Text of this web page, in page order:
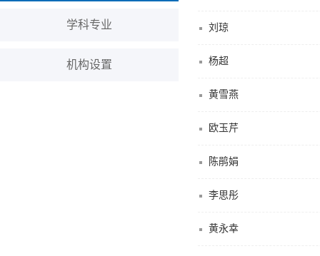
学科专业
机构设置
刘琼
杨超
黄雪燕
欧玉芹
陈鹃娟
李思彤
黄永幸